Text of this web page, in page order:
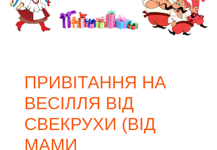
ПРИВІТАННЯ НА
ВЕСІЛЛЯ ВІД
СВЕКРУХИ (ВІД
МАМИ